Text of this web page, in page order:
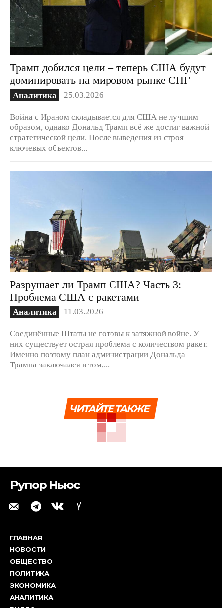
Трамп добился цели – теперь США будут
доминировать на мировом рынке СПГ
Аналитика 25.03.2026
Война с Ираном складывается для США не лучшим
образом, однако Дональд Трамп всё же достиг важной
стратегической цели. После выведения из строя
ключевых объектов...
Разрушает ли Трамп США? Часть 3:
Проблема США с ракетами
Аналитика 11.03.2026
Соединённые Штаты не готовы к затяжной войне. У
них существует острая проблема с количеством ракет.
Именно поэтому план администрации Дональда
Трампа заключался в том,...
ЧИТАЙТЕ ТАКЖЕ
Рупор Ньюс
ГЛАВНАЯ
НОВОСТИ
ОБЩЕСТВО
ПОЛИТИКА
ЭКОНОМИКА
АНАЛИТИКА